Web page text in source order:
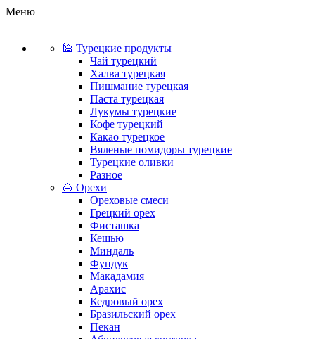
Меню
🕌 Турецкие продукты
Чай турецкий
Халва турецкая
Пишмание турецкая
Паста турецкая
Лукумы турецкие
Кофе турецкий
Какао турецкое
Вяленые помидоры турецкие
Турецкие оливки
Разное
🌰 Орехи
Ореховые смеси
Грецкий орех
Фисташка
Кешью
Миндаль
Фундук
Макадамия
Арахис
Кедровый орех
Бразильский орех
Пекан